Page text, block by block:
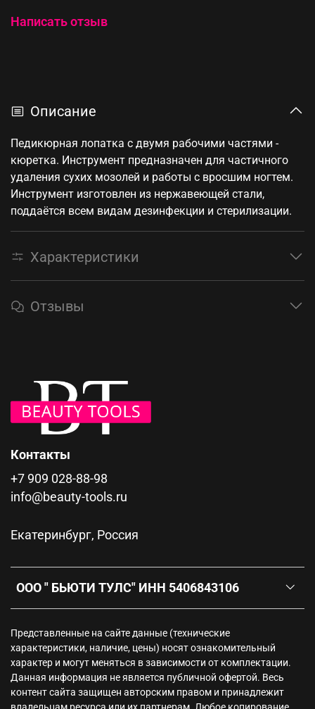
Написать отзыв
Описание
Педикюрная лопатка с двумя рабочими частями -
кюретка. Инструмент предназначен для частичного
удаления сухих мозолей и работы с вросшим ногтем.
Инструмент изготовлен из нержавеющей стали,
поддаётся всем видам дезинфекции и стерилизации.
Характеристики
Отзывы
ООО " БЬЮТИ ТУЛС" ИНН 5406843106
Контакты
+7 909 028-88-98
info@beauty-tools.ru
Екатеринбург, Россия
Представленные на сайте данные (технические
характеристики, наличие, цены) носят ознакомительный
характер и могут меняться в зависимости от комплектации.
Данная информация не является публичной офертой. Весь
контент сайта защищен авторским правом и принадлежит